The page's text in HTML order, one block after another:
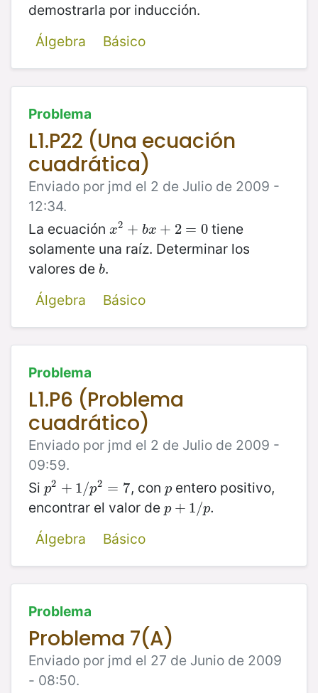
demostrarla por inducción.
Álgebra
Básico
Problema
L1.P22 (Una ecuación
cuadrática)
Enviado por jmd el 2 de Julio de 2009 -
12:34.
La ecuación x2 + bx + 2 = 0
x2 +bx+ 2=0
tiene
solamente una raíz. Determinar los
valores de b
b.
Álgebra
Básico
Problema
L1.P6 (Problema
cuadrático)
Enviado por jmd el 2 de Julio de 2009 -
09:59.
Si p2 + 1/p2 = 7
p2 +1/p2= 7 , con p
pentero positivo,
encontrar el valor de p + 1/p.
p +1 /p.
Álgebra
Básico
Problema
Problema 7(A)
Enviado por jmd el 27 de Junio de 2009
- 08:50.